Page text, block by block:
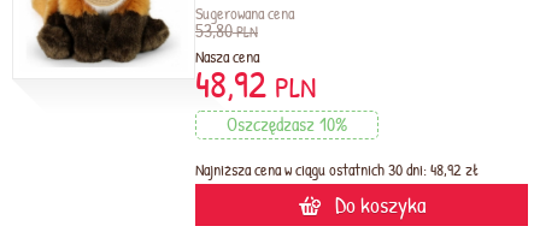
Sugerowana cena
53,80PLN
Nasza cena
48,92 PLN
Oszczędzasz 10%
Najniższa cena w ciągu ostatnich 30 dni: 48,92 zł
Do koszyka